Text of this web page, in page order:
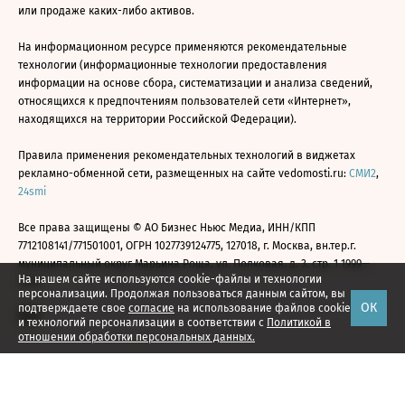
На нашем сайте используются cookie-файлы и технологии
персонализации. Продолжая пользоваться данным сайтом, вы
подтверждаете свое согласие на использование файлов cookie
и технологий персонализации в соответствии с Политикой в
отношении обработки персональных данных.
ОК
или продаже каких-либо активов.
На информационном ресурсе применяются рекомендательные
технологии (информационные технологии предоставления
информации на основе сбора, систематизации и анализа сведений,
относящихся к предпочтениям пользователей сети «Интернет»,
находящихся на территории Российской Федерации).
Правила применения рекомендательных технологий в виджетах
рекламно-обменной сети, размещенных на сайте vedomosti.ru: СМИ2,
24smi
Все права защищены © АО Бизнес Ньюс Медиа, ИНН/КПП
7712108141/771501001, ОГРН 1027739124775, 127018, г. Москва, вн.тер.г.
муниципальный округ Марьина Роща, ул. Полковая, д. 3, стр. 1 1999—
2026